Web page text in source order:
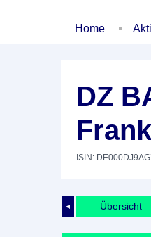
Home
DZ
ISIN:
◄ Übersicht